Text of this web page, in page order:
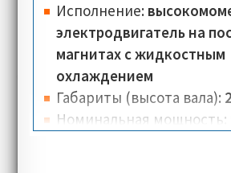
процессе работы,
минимальным
шума, но при этом
крутящий момент и
Принудительная система
охлаждения, гарантирует
Исполнение:
электродвигатель на
магнитах с жидкостным
охлаждением
Габариты (высота вала):
Номинальная мощность: